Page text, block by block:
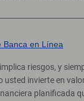
Banca en Línea
riesgos, y
usted invierte en
planificada